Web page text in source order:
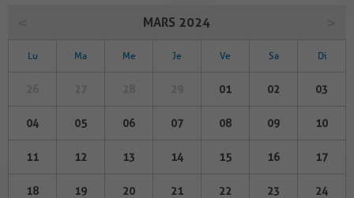
MARS 2024
Lu Ma Me Je Ve Sa Di
01 02 03
04 05 06 07 08 09 10
11 12 13 14 15 16 17
18 19 20 21 22 23 24